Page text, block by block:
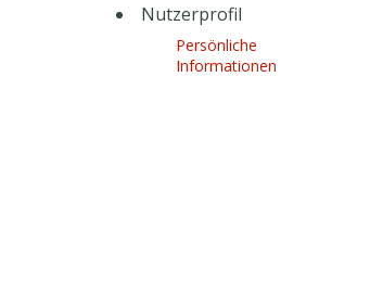
Nutzerprofil
Persönliche
Informationen